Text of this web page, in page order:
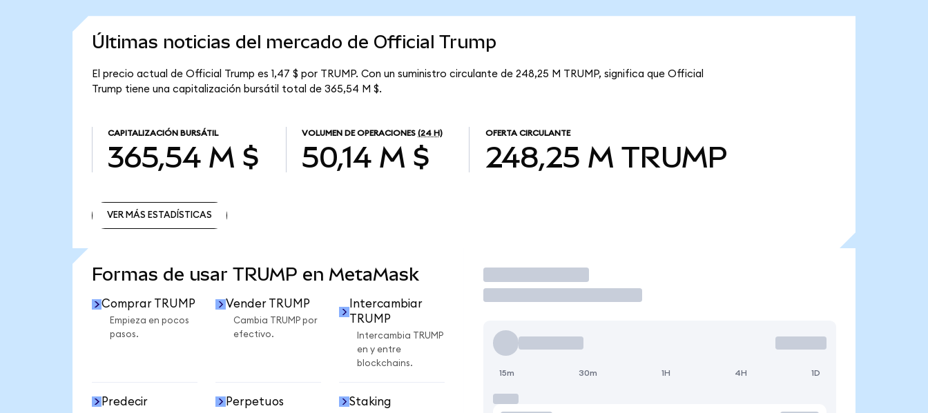
Últimas noticias del mercado de Official Trump
El precio actual de Official Trump es 1,47 $ por TRUMP. Con un suministro circulante de 248,25 M TRUMP, significa que Official
Trump tiene una capitalización bursátil total de 365,54 M $.
CAPITALIZACIÓN BURSÁTIL
365,54 M $
VOLUMEN DE OPERACIONES (24 H)
50,14 M $
OFERTA CIRCULANTE
248,25 M TRUMP
VER MÁS ESTADÍSTICAS
Formas de usar TRUMP en MetaMask
Comprar TRUMP
Empieza en pocos
pasos.
Vender TRUMP
Cambia TRUMP por
efectivo.
Intercambiar
TRUMP
Intercambia TRUMP
en y entre
blockchains.
Predecir Perpetuos Staking
Operar
15m 30m 1H 4H 1D